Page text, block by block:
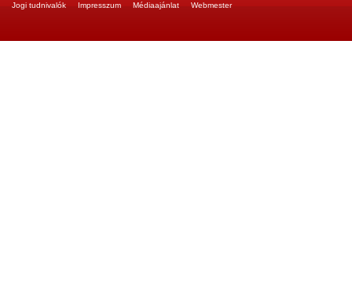
Jogi tudnivalók Impresszum Médiaajánlat Webmester